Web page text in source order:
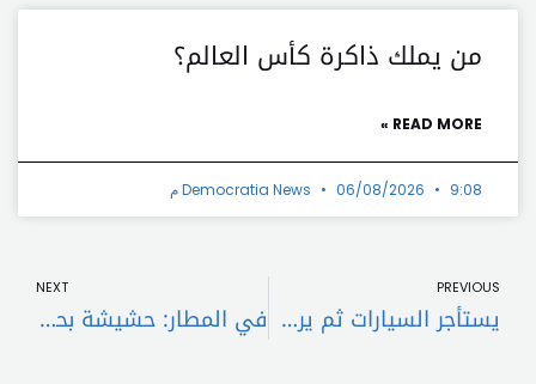
من يملك ذاكرة كأس العالم؟
READ MORE »
Democratia News 06/08/2026 9:08 م
PREVIOUS
يستأجر السيارات ثم يرهنها ويبيعها… وقع في قبضة أمن الدّولة
NEXT
في المطار: حشيشة بحوزة سيّدتين!